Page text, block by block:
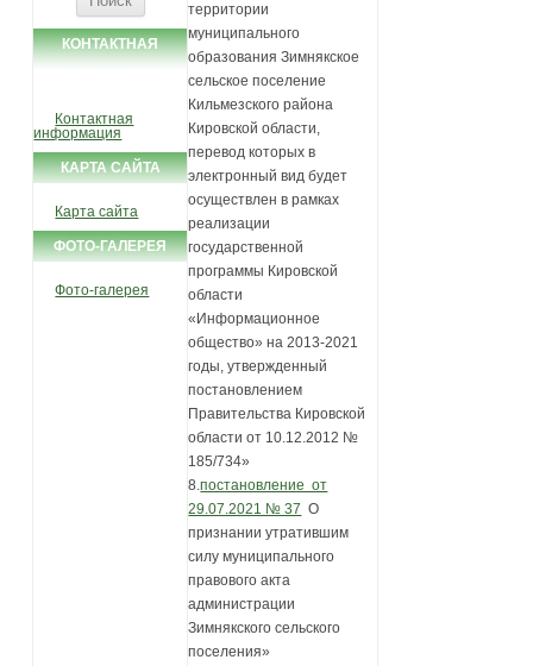
КОНТАКТНАЯ
Контактная
информация
КАРТА САЙТА
Карта сайта
ФОТО-ГАЛЕРЕЯ
Фото-галерея
территории
муниципального
образования Зимнякское
сельское поселение
Кильмезского района
Кировской области,
перевод которых в
электронный вид будет
осуществлен в рамках
реализации
государственной
программы Кировской
области
«Информационное
общество» на 2013-2021
годы, утвержденный
постановлением
Правительства Кировской
области от 10.12.2012 №
185/734»
8.постановление от
29.07.2021 № 37 О
признании утратившим
силу муниципального
правового акта
администрации
Зимнякского сельского
поселения»